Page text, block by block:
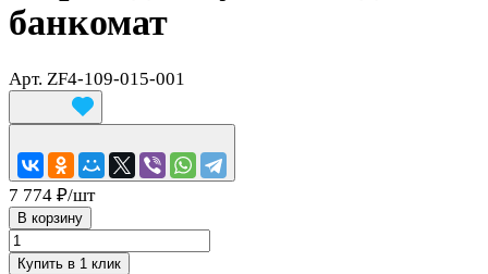
банкомат
Арт. ZF4-109-015-001
7 774 ₽/шт
В корзину
Купить в 1 клик